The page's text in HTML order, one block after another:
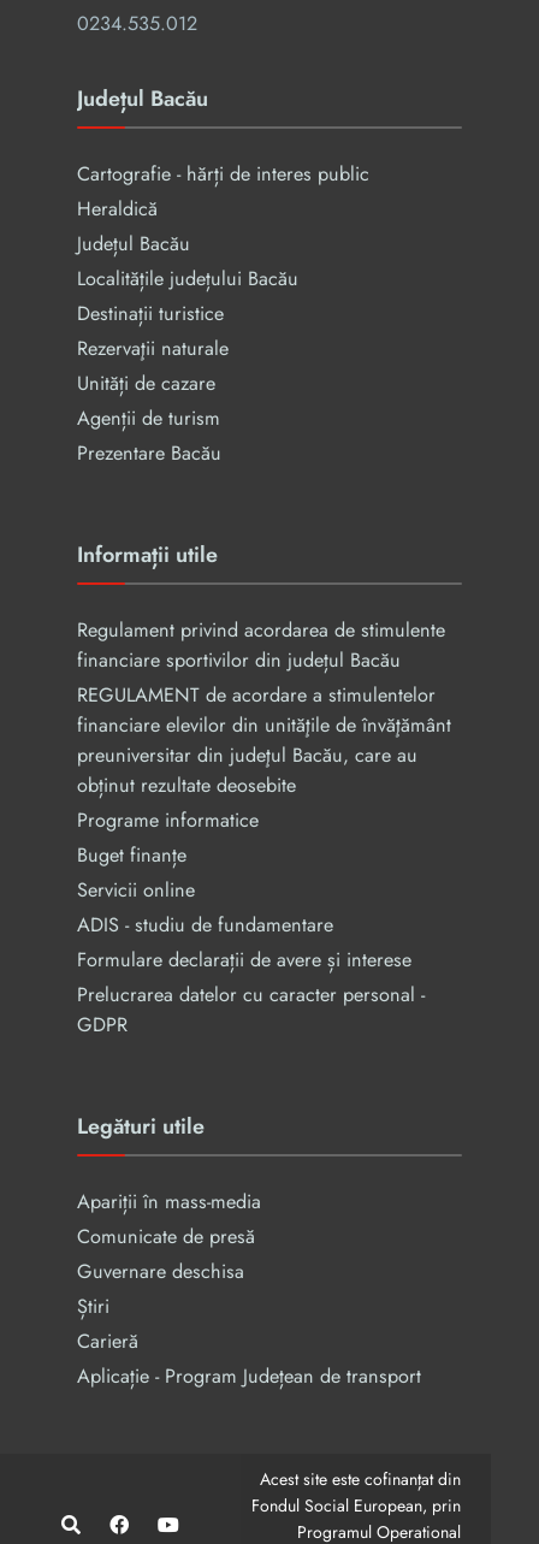
0234.535.012
Județul Bacău
Cartografie - hărți de interes public
Heraldică
Județul Bacău
Localitățile județului Bacău
Destinații turistice
Rezervaţii naturale
Unități de cazare
Agenții de turism
Prezentare Bacău
Informații utile
Regulament privind acordarea de stimulente
financiare sportivilor din județul Bacău
REGULAMENT de acordare a stimulentelor
financiare elevilor din unităţile de învăţământ
preuniversitar din judeţul Bacău, care au
obținut rezultate deosebite
Programe informatice
Buget finanțe
Servicii online
ADIS - studiu de fundamentare
Formulare declarații de avere și interese
Prelucrarea datelor cu caracter personal -
GDPR
Legături utile
Apariții în mass-media
Comunicate de presă
Guvernare deschisa
Știri
Carieră
Aplicație - Program Județean de transport
Acest site este cofinanțat din
Fondul Social European, prin
Programul Operational